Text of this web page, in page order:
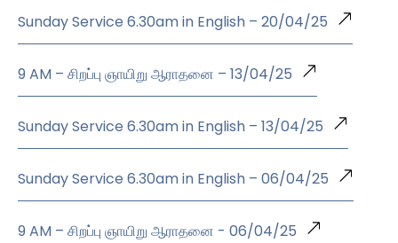
Sunday Service 6.30am in English – 20/04/25
9 AM – சிறப்பு ஞாயிறு ஆராதனை – 13/04/25
Sunday Service 6.30am in English – 13/04/25
Sunday Service 6.30am in English – 06/04/25
9 AM – சிறப்பு ஞாயிறு ஆராதனை - 06/04/25